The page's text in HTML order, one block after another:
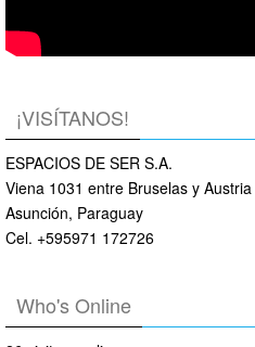
¡VISÍTANOS!
ESPACIOS DE SER S.A.
Viena 1031 entre Bruselas y Austria
Asunción, Paraguay
Cel. +595971 172726
Who's Online